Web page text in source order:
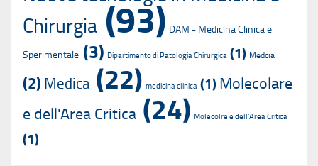
Chirurgia(93) DAM - Medicina Clinica e
Sperimentale (3) Dipartimento di Patologia Chirurgica (1) Medcia
(2) Medica (22) medicina clinica (1)Molecolare
e dell'Area Critica (24) Molecolre e dell'Area Critica
(1)